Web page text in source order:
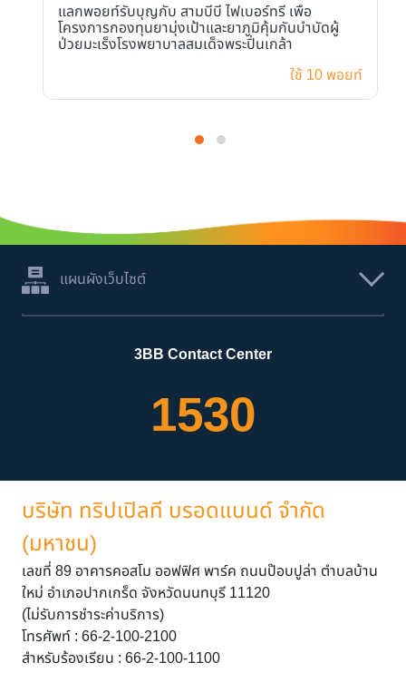
แลกพอยท์รับบุญกับ สามบีบี ไฟเบอร์ทรี เพื่อ
โครงการกองทุนยามุ่งเป้าและยาภูมิคุ้มกันบำบัดผู้
ป่วยมะเร็งโรงพยาบาลสมเด็จพระปิ่นเกล้า
ใช้ 10 พอยท์
แผนผังเว็บไซต์
3BB Contact Center
1530
บริษัท ทริปเปิลที บรอดแบนด์ จำกัด
(มหาชน)
เลขที่ 89 อาคารคอสโม ออฟฟิศ พาร์ค ถนนป๊อบปูล่า ตำบลบ้าน
ใหม่ อำเภอปากเกร็ด จังหวัดนนทบุรี 11120
(ไม่รับการชำระค่าบริการ)
โทรศัพท์ : 66-2-100-2100
สำหรับร้องเรียน : 66-2-100-1100